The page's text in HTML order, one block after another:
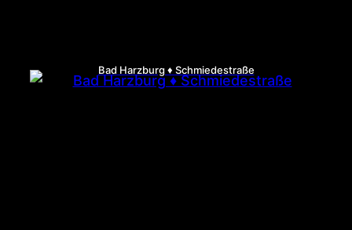
Bad Harzburg ♦ Schmiedestraße